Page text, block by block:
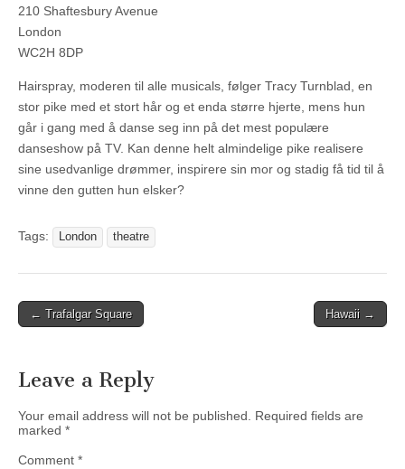
210 Shaftesbury Avenue
London
WC2H 8DP
Hairspray, moderen til alle musicals, følger Tracy Turnblad, en
stor pike med et stort hår og et enda større hjerte, mens hun
går i gang med å danse seg inn på det mest populære
danseshow på TV. Kan denne helt almindelige pike realisere
sine usedvanlige drømmer, inspirere sin mor og stadig få tid til å
vinne den gutten hun elsker?
Tags: London theatre
Post
← Trafalgar Square Hawaii →
Leave a Reply
Your email address will not be published. Required fields are
marked *
Comment *